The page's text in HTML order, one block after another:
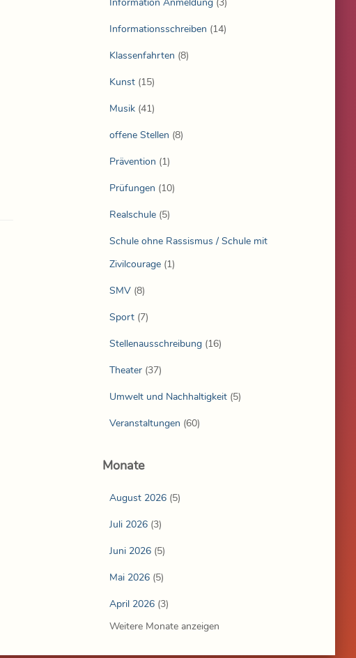
Informationsschreiben (14)
Klassenfahrten (8)
Kunst(15)
Musik(41)
offene Stellen (8)
Prävention (1)
Prüfungen (10)
Realschule(5)
Schule ohne Rassismus / Schule mit
Zivilcourage(1)
SMV(8)
Sport(7)
Stellenausschreibung(16)
Theater(37)
Umwelt und Nachhaltigkeit(5)
Veranstaltungen (60)
Monate
August 2026(5)
Juli 2026(3)
Juni 2026(5)
Mai 2026(5)
April 2026(3)
Weitere Monate anzeigen